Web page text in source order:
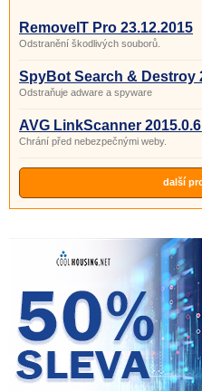
RemoveIT Pro 23.12.2015
Odstranění škodlivých souborů.
SpyBot Search & Destroy
Odstraňuje adware a spyware
AVG LinkScanner
Chrání před nebezpečnými weby.
další